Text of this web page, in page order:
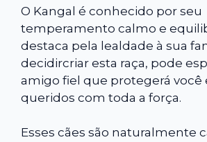
O Kangal é conhecido por seu
temperamento calmo e
destaca pela lealdade à sua
decidircriar esta raça, pode
amigo fiel que protegerá você
queridos com toda a força.
Esses cães são naturalmente